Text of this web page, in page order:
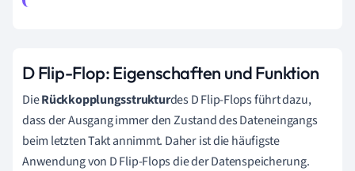
D Flip-Flop: Eigenschaften und Funktion
DieRückkopplungsstrukturdes D Flip-Flops führt dazu,
dass der Ausgang immer den Zustand des Dateneingangs
beim letzten Takt annimmt. Daher ist die häufigste
Anwendung von D Flip-Flops die der Datenspeicherung.